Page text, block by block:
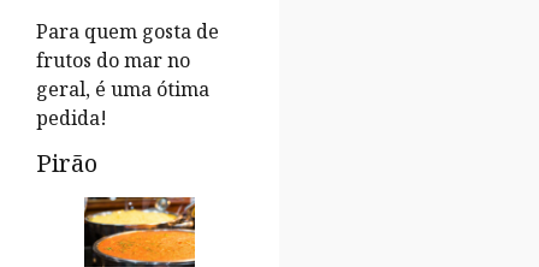
Para quem gosta de
frutos do mar no
geral, é uma ótima
pedida!
Pirão